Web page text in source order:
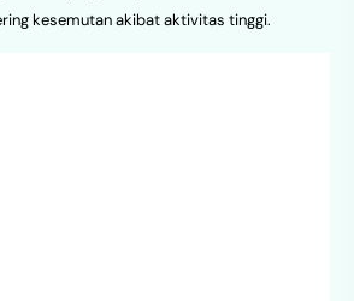
kesemutan akibat aktivitas tinggi.